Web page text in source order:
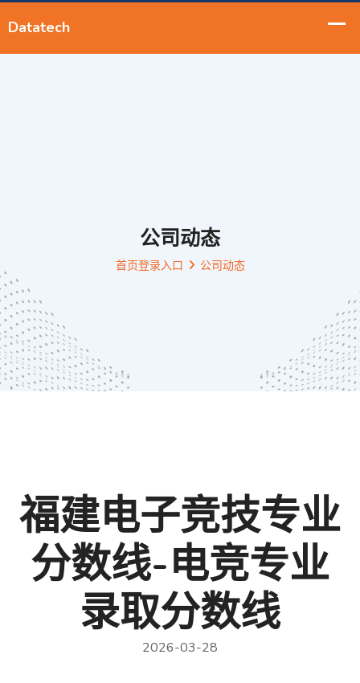
公司动态
首页登录入口 公司动态
福建电子竞技专业
分数线-电竞专业
录取分数线
2026-03-28